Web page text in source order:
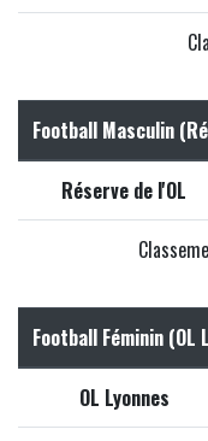
Football Masculin
Réserve de l'OL
Football Féminin (OL
OL Lyonnes